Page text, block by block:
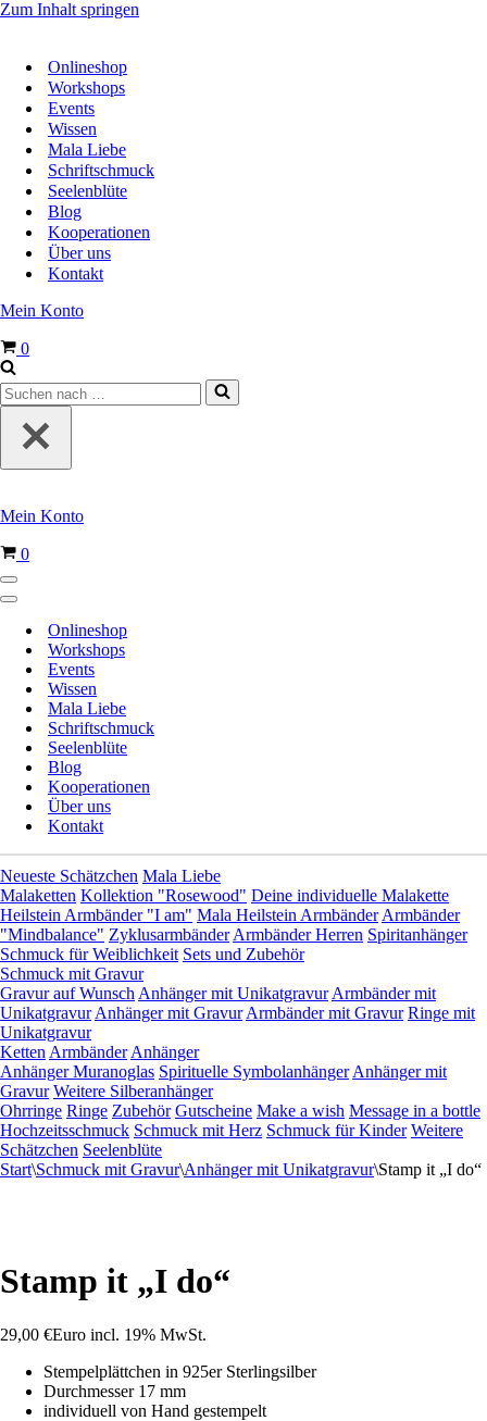
Zum Inhalt springen
Onlineshop
Workshops
Events
Wissen
Mala Liebe
Schriftschmuck
Seelenblüte
Blog
Kooperationen
Über uns
Kontakt
Mein Konto
Warenkorb
0
Suchen
nach …
Mein Konto
Warenkorb
0
Navigationsmenü
Navigationsmenü
Onlineshop
Workshops
Events
Wissen
Mala Liebe
Schriftschmuck
Seelenblüte
Blog
Kooperationen
Über uns
Kontakt
Neueste Schätzchen Mala Liebe
Malaketten Kollektion "Rosewood" Deine individuelle Malakette
Heilstein Armbänder "I am" Mala Heilstein Armbänder Armbänder
"Mindbalance" Zyklusarmbänder Armbänder Herren Spiritanhänger
Schmuck für Weiblichkeit Sets und Zubehör
Schmuck mit Gravur
Gravur auf Wunsch Anhänger mit Unikatgravur Armbänder mit
Unikatgravur Anhänger mit Gravur Armbänder mit Gravur Ringe mit
Unikatgravur
Ketten Armbänder Anhänger
Anhänger Muranoglas Spirituelle Symbolanhänger Anhänger mit
Gravur Weitere Silberanhänger
Ohrringe Ringe Zubehör Gutscheine Make a wish Message in a bottle
Hochzeitsschmuck Schmuck mit Herz Schmuck für Kinder Weitere
Schätzchen Seelenblüte
Start\Schmuck mit Gravur\Anhänger mit Unikatgravur\Stamp it „I do“
Stamp it „I do“
29,00 €Euro incl. 19% MwSt.
Stempelplättchen in 925er Sterlingsilber
Durchmesser 17 mm
individuell von Hand gestempelt